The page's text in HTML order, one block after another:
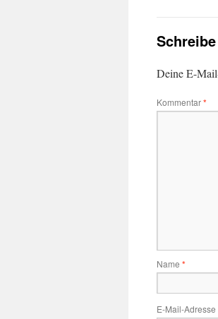
Deine E-
Kommentar*
Name *
E-Mail-Adresse